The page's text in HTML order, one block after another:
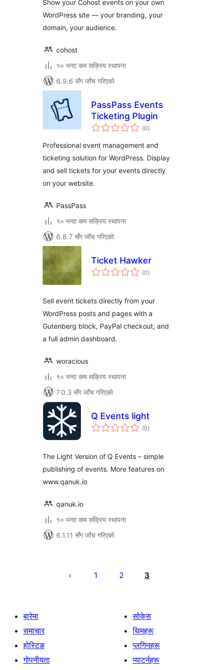
Show your Cohost events on your own
WordPress site — your branding, your
domain, your audience.
cohost
१० भन्दा कम सक्रिय स्थापना
6.9.6 सँग जाँच गरिएको
PassPass Events
Ticketing Plugin
(0कुल
रेटिङ्गहरू
)
Professional event management and
ticketing solution for WordPress. Display
and sell tickets for your events directly
on your website.
PassPass
१० भन्दा कम सक्रिय स्थापना
6.8.7 सँग जाँच गरिएको
Ticket Hawker
(0कुल
रेटिङ्गहरू
)
Sell event tickets directly from your
WordPress posts and pages with a
Gutenberg block, PayPal checkout, and
a full admin dashboard.
woracious
१० भन्दा कम सक्रिय स्थापना
7.0.3 सँग जाँच गरिएको
Q Events light
(0कुल
रेटिङ्गहरू
)
The Light Version of Q Events – simple
publishing of events. More features on
www.qanuk.io
qanuk.io
१० भन्दा कम सक्रिय स्थापना
6.1.11 सँग जाँच गरिएको
पृष्ठाङ्कन
1 2 3
बारेमा
समाचार
होस्टिङ
गोपनीयता
सोकेस
थिमहरू
प्लगिनहरू
प्याटर्नहरू